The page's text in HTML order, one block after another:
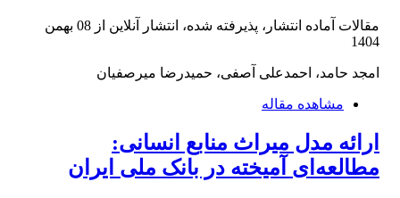
مقالات آماده انتشار، پذیرفته شده، انتشار آنلاین از
08 بهمن
1404
امجد حامد، احمدعلی آصفی، حمیدرضا میرصفیان
مشاهده مقاله
ارائه مدل میراث منابع انسانی:
مطالعه‌ای آمیخته در بانک ملی ایران